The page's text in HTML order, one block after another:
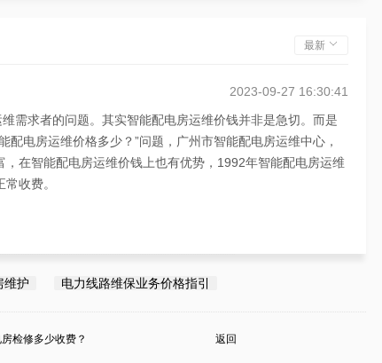
最新
2023-09-27 16:30:41
需求者的问题。其实智能配电房运维价钱并非是急切。而是
电房运维价格多少？”问题，广州市智能配电房运维中心，
在智能配电房运维价钱上也有优势，1992年智能配电房运维
收费。
维护 电力线路维保业务价格指引
检修多少收费？ 返回